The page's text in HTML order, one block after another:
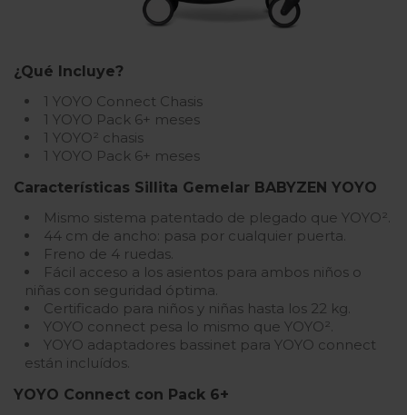
¿Qué Incluye?
1 YOYO Connect Chasis
1 YOYO Pack 6+ meses
1 YOYO² chasis
1 YOYO Pack 6+ meses
Características Sillita Gemelar BABYZEN YOYO
Mismo sistema patentado de plegado que YOYO².
44 cm de ancho: pasa por cualquier puerta.
Freno de 4 ruedas.
Fácil acceso a los asientos para ambos niños o
niñas con seguridad óptima.
Certificado para niños y niñas hasta los 22 kg.
YOYO connect pesa lo mismo que YOYO².
YOYO adaptadores bassinet para YOYO connect
están incluídos.
YOYO Connect con Pack 6+